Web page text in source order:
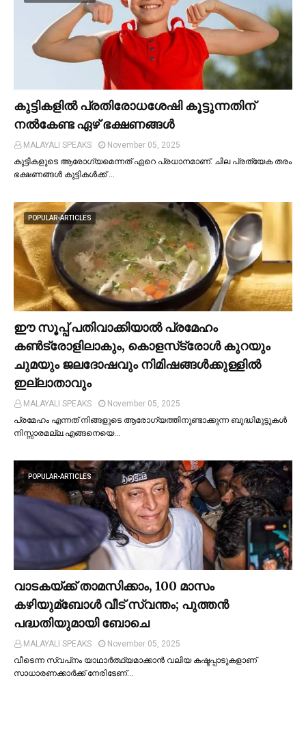
കുട്ടികളില്‍ പ്രതിരോധശേഷി കൂട്ടുന്നതിന്
നല്‍കേണ്ട ഏഴ് ഭക്ഷണങ്ങള്‍
MALAYALI SPEAKS
November 05, 2025
കുട്ടികളുടെ ആരോഗ്യമെന്നത് ഏറെ പ്രധാനമാണ്. ചില പ്രത്യേക തരം
ഭക്ഷണങ്ങള്‍ കുട്ടികള്‍ക്ക് …
POPULAR-ARTICLES
ഈ സൂപ്പ് പതിവാക്കിയാല്‍ പ്രമേഹം
കണ്‍ട്രോളിലാകും, കൊളസ്‌ട്രോള്‍ കുറയും
ചുമയും ജലദോഷവും നിമിഷങ്ങള്‍ക്കുള്ളില്‍
ഇല്ലാതാവും
MALAYALI SPEAKS
November 05, 2025
പ്രമേഹം എന്നത് നിങ്ങളുടെ ആരോഗ്യത്തിനുണ്ടാക്കുന്ന ബുദ്ധിമുട്ടുകള്‍
നിസ്സാരമല്ല.എങ്ങനെയെ…
POPULAR-ARTICLES
വാടകയ്ക്ക് താമസിക്കാം, 100 മാസം
കഴിയുമ്ബോള്‍ വീട് സ്വന്തം; പുത്തന്‍
പദ്ധതിയുമായി ബോചെ
MALAYALI SPEAKS
November 05, 2025
വീടെന്ന സ്വപ്‌നം യാഥാര്‍ത്ഥ്യമാക്കാന്‍ വലിയ കഷ്ടപ്പാടുകളാണ്
സാധാരണക്കാര്‍ക്ക് നേരിടേണ്…